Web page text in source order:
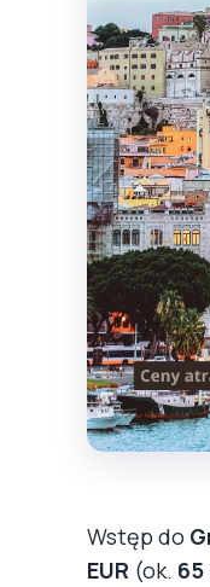
Wstęp do
EUR (ok. 65